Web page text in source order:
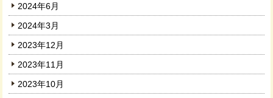
2024年6月
2024年3月
2023年12月
2023年11月
2023年10月